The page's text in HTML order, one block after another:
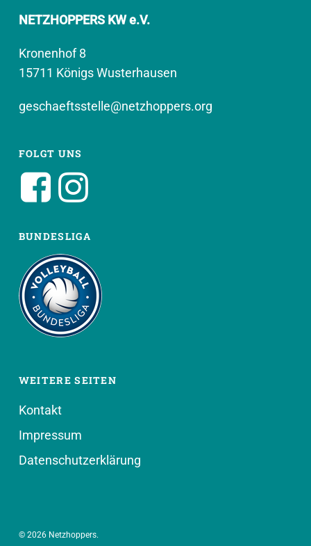
NETZHOPPERS KW e.V.
Kronenhof 8
15711 Königs Wusterhausen
geschaeftsstelle@netzhoppers.org
FOLGT UNS
BUNDESLIGA
WEITERE SEITEN
Kontakt
Impressum
Datenschutzerklärung
© 2026 Netzhoppers.